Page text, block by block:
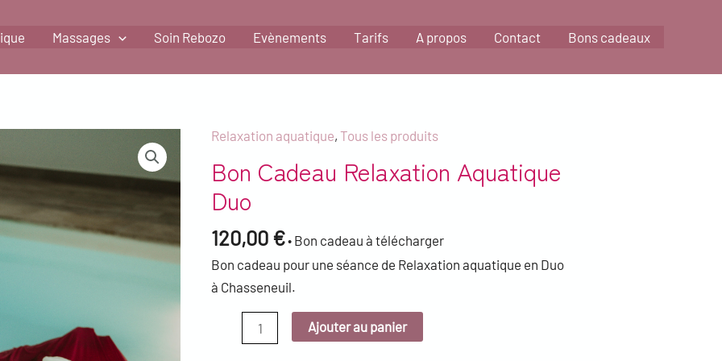
Massages Soin Rebozo Evènements Tarifs A propos Contact Bons cadeaux
Relaxation aquatique,Tous les produits
Bon Cadeau Relaxation Aquatique
Duo
120,00€• Bon cadeau à télécharger
Bon cadeau pour une séance de Relaxation aquatique en Duo
à Chasseneuil.
quantité
de
Bon
cadeau
Relaxation
aquatique
Duo
Ajouter au panier